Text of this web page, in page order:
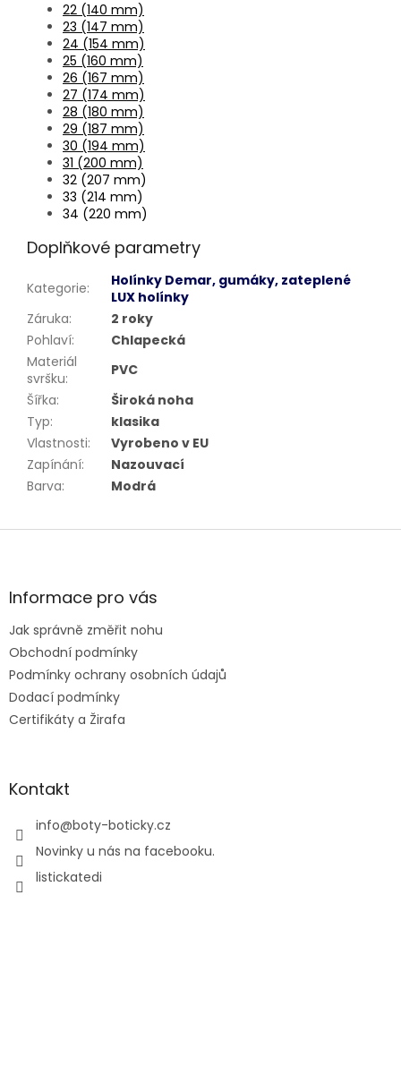
22 (140 mm)
23 (147 mm)
24 (154 mm)
25 (160 mm)
26 (167 mm)
27 (174 mm)
28 (180 mm)
29 (187 mm)
30 (194 mm)
31 (200 mm)
32 (207 mm)
33 (214 mm)
34 (220 mm)
Doplňkové parametry
Kategorie:
Holínky Demar, gumáky, zateplené
LUX holínky
Záruka:
2 roky
Pohlaví:
Chlapecká
Materiál
svršku:
PVC
Šířka:
Široká noha
Typ:
klasika
Vlastnosti:
Vyrobeno v EU
Zapínání:
Nazouvací
Barva: Modrá
Z
aInformace pro vás
Jak správně změřit nohu
Obchodní podmínky
Podmínky ochrany osobních údajů
Dodací podmínky
Certifikáty a Žirafa
Kontakt
info@boty-boticky.cz
Novinky u nás na facebooku.
listickatedi